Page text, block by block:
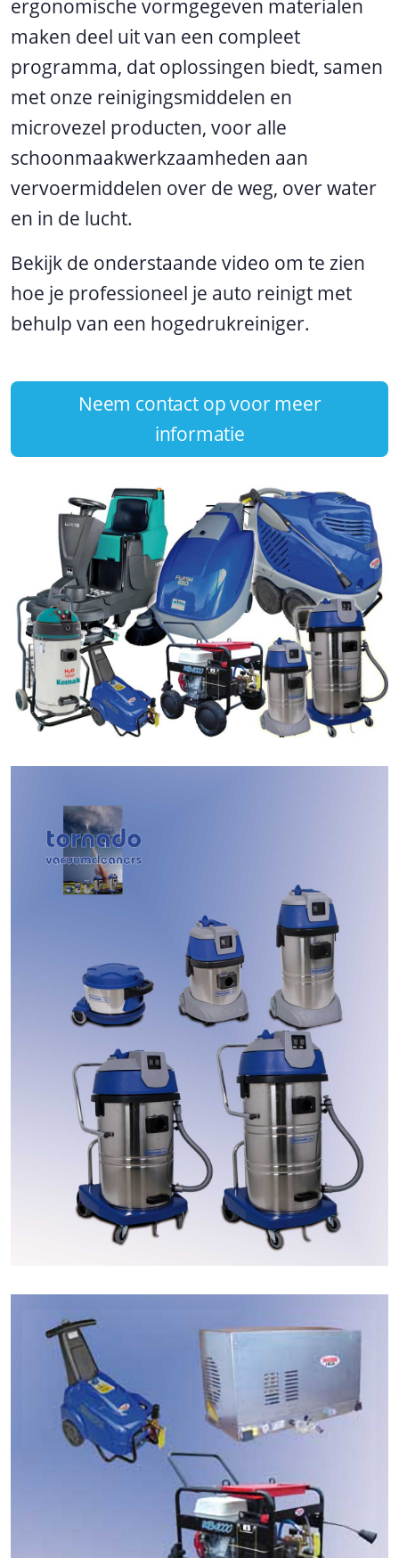
ergonomische vormgegeven materialen
maken deel uit van een compleet
programma, dat oplossingen biedt, samen
met onze reinigingsmiddelen en
microvezel producten, voor alle
schoonmaakwerkzaamheden aan
vervoermiddelen over de weg, over water
en in de lucht.
Bekijk de onderstaande video om te zien
hoe je professioneel je auto reinigt met
behulp van een hogedrukreiniger.
Neem contact op voor meer
informatie